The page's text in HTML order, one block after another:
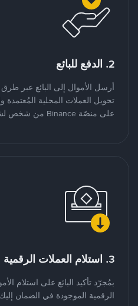
2. الدفع للبائع
أرسل الأموال إلى البائع عبر
تحويل العملات المحلية المُعتمدة
على منصّة Binance من شخص لشخص.
3. استلام العملات الرقمية
بمُجرّد تأكيد البائع على استلام
الرقمية الموجودة في الضمان